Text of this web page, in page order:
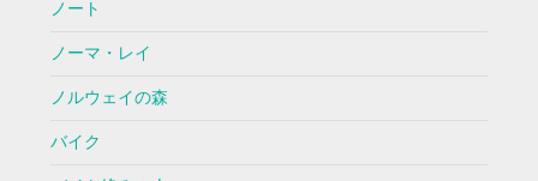
ノート
ノーマ・レイ
ノルウェイの森
バイク